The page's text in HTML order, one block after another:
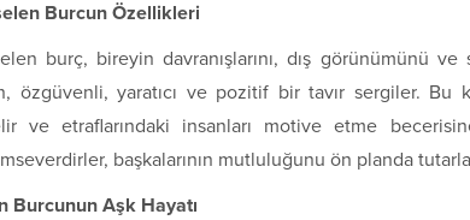
Burcun Özellikleri
burç, bireyin davranışlarını, dış görünümünü
özgüvenli, yaratıcı ve pozitif bir tavır sergiler. Bu
ve etraflarındaki insanları motive etme
başkalarının mutluluğunu ön planda
Burcunun Aşk Hayatı